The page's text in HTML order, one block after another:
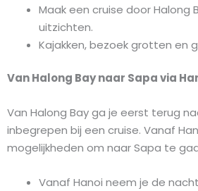
Maak een cruise door Halong
uitzichten.
Kajakken, bezoek grotten en
Van Halong Bay naar Sapa via
Van Halong Bay ga je eerst terug
inbegrepen bij een cruise. Vanaf
mogelijkheden om naar Sapa te
Vanaf Hanoi neem je de